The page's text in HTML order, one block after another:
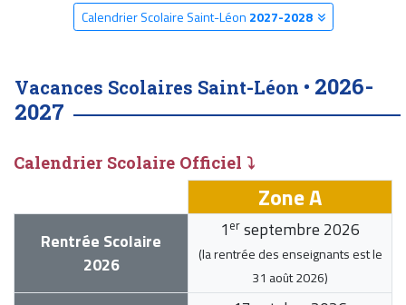
Calendrier Scolaire Saint-Léon 2027-2028
Vacances Scolaires Saint-Léon • 2026-
2027
Calendrier Scolaire Officiel ⤵
Zone A
Rentrée Scolaire
2026
1 er septembre 2026
(la rentrée des enseignants est le
31 août 2026)